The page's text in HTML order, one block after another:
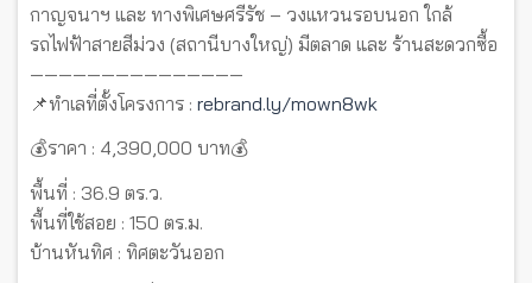
กาญจนาฯ และ ทางพิเศษศรีรัช – วงแหวนรอบนอก ใกล้
รถไฟฟ้าสายสีม่วง (สถานีบางใหญ่) มีตลาด และ ร้านสะดวกซื้อ
———————————————
📌ทำเลที่ตั้งโครงการ : rebrand.ly/mown8wk
💰ราคา : 4,390,000 บาท💰
พื้นที่ : 36.9 ตร.ว.
พื้นที่ใช้สอย : 150 ตร.ม.
บ้านหันทิศ : ทิศตะวันออก